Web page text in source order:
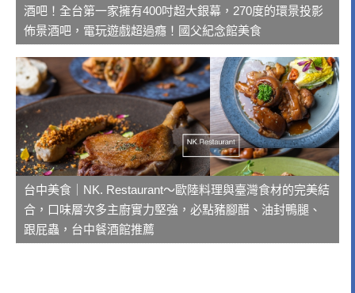
酒吧！全台第一家擁有400吋超大銀幕，270度的環景投影
佈景酒吧，電玩遊戲超過癮！國父紀念館美食
台中美食｜NK. Restaurant～歐陸料理與臺灣食材的完美結
合，口味層次多主廚實力堅強，必點豬腳醋、油封鴨腿、
跟屁蟲，台中餐酒館推薦